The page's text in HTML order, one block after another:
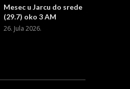
Mesec u Jarcu do srede
(29.7) oko 3 AM
26. Jula 2026.